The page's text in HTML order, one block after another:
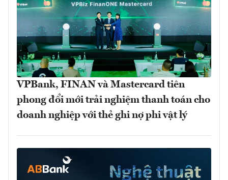
VPBank, FINAN và Mastercard tiên
phong đổi mới trải nghiệm thanh toán cho
doanh nghiệp với thẻ ghi nợ phi vật lý